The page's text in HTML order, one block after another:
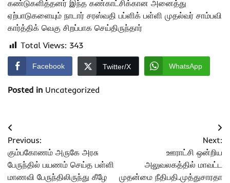
கண்டுகளித்தனர் இந்த கண்காட்சிக்கான அனைத்து
ஏற்பாடுகளையும் நாடார் சரஸ்வதி பப்ளிக் பள்ளி முதல்வர் சாம்பவி
கார்த்திக் வெகு சிறப்பாக செய்திருந்தார்
Total Views: 343
Facebook Twitter/X WhatsApp
Posted in Uncategorized
Post
navigation
Previous:
கும்பகோணம் அருகே அரசு
பேருந்தில் பயணம் செய்த பள்ளி
மாணவி பேருந்திலிருந்து கீழே
Next:
ஊராட்சி ஒன்றிய
அலுவலகத்தில் மாவட்ட
முதன்மை நீதிபதி.முத்துசாரதா